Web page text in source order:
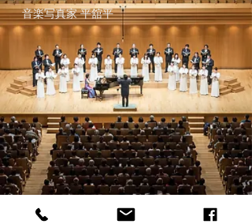
音楽写真家 平舘平​